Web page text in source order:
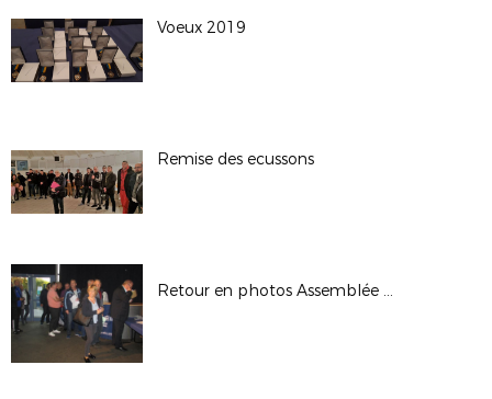
Voeux 2019
Remise des ecussons
Retour en photos Assemblée Générale District 94